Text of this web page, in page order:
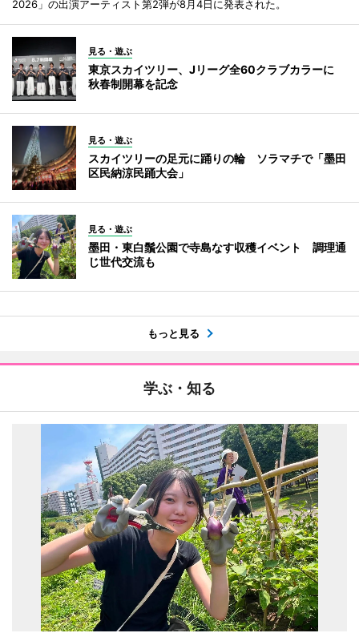
2026」の出演アーティスト第2弾が8月4日に発表された。
見る・遊ぶ
東京スカイツリー、Jリーグ全60クラブカラーに
秋春制開幕を記念
見る・遊ぶ
スカイツリーの足元に踊りの輪 ソラマチで「墨田
区民納涼民踊大会」
見る・遊ぶ
墨田・東白鬚公園で寺島なす収穫イベント 調理通
じ世代交流も
もっと見る
学ぶ・知る